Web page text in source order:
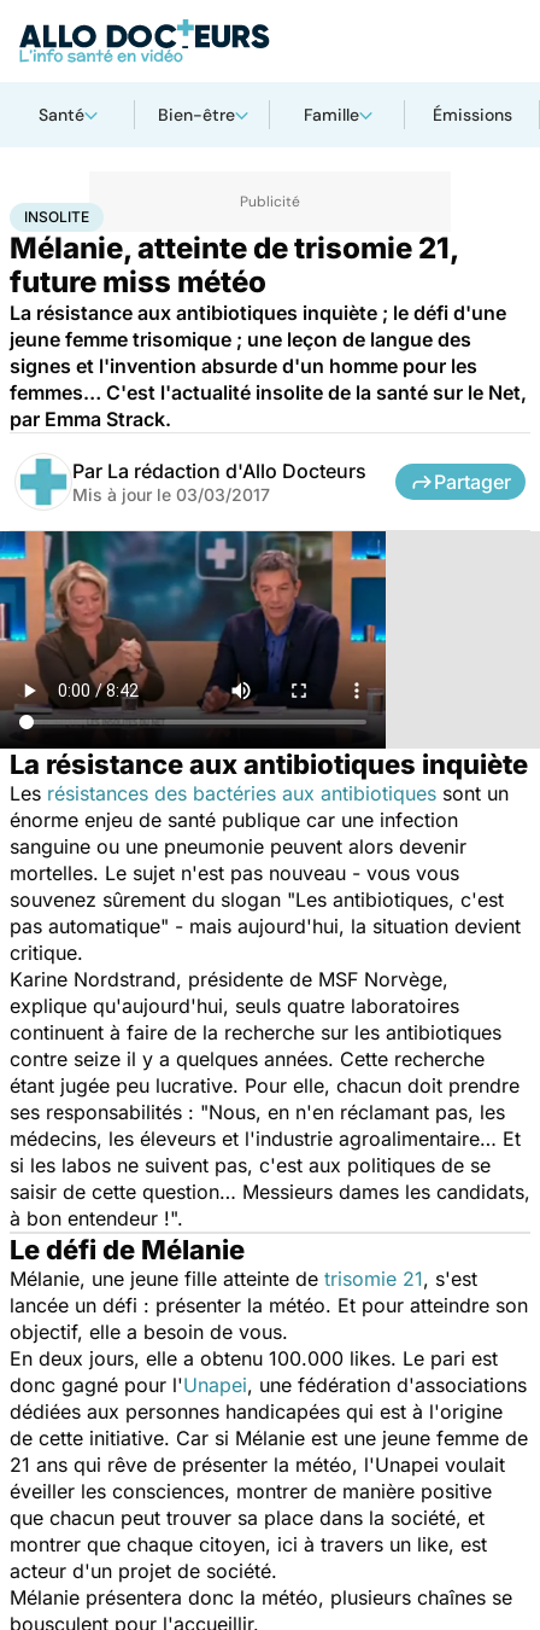
Santé Bien-être Famille Émissions
AccueilSanté
INSOLITE
Mélanie, atteinte de trisomie 21,
future miss météo
La résistance aux antibiotiques inquiète ; le défi d'une
jeune femme trisomique ; une leçon de langue des
signes et l'invention absurde d'un homme pour les
femmes… C'est l'actualité insolite de la santé sur le Net,
par Emma Strack.
Par La rédaction d'Allo Docteurs
Mis à jour le 03/03/2017
Partager
La résistance aux antibiotiques inquiète
Les résistances des bactéries aux antibiotiques sont un
énorme enjeu de santé publique car une infection
sanguine ou une pneumonie peuvent alors devenir
mortelles. Le sujet n'est pas nouveau - vous vous
souvenez sûrement du slogan "Les antibiotiques, c'est
pas automatique" - mais aujourd'hui, la situation devient
critique.
Karine Nordstrand, présidente de MSF Norvège,
explique qu'aujourd'hui, seuls quatre laboratoires
continuent à faire de la recherche sur les antibiotiques
contre seize il y a quelques années. Cette recherche
étant jugée peu lucrative. Pour elle, chacun doit prendre
ses responsabilités : "Nous, en n'en réclamant pas, les
médecins, les éleveurs et l'industrie agroalimentaire… Et
si les labos ne suivent pas, c'est aux politiques de se
saisir de cette question… Messieurs dames les candidats,
à bon entendeur !".
Le défi de Mélanie
Mélanie, une jeune fille atteinte de trisomie 21, s'est
lancée un défi : présenter la météo. Et pour atteindre son
objectif, elle a besoin de vous.
En deux jours, elle a obtenu 100.000 likes. Le pari est
donc gagné pour l'Unapei, une fédération d'associations
dédiées aux personnes handicapées qui est à l'origine
de cette initiative. Car si Mélanie est une jeune femme de
21 ans qui rêve de présenter la météo, l'Unapei voulait
éveiller les consciences, montrer de manière positive
que chacun peut trouver sa place dans la société, et
montrer que chaque citoyen, ici à travers un like, est
acteur d'un projet de société.
Mélanie présentera donc la météo, plusieurs chaînes se
bousculent pour l'accueillir.